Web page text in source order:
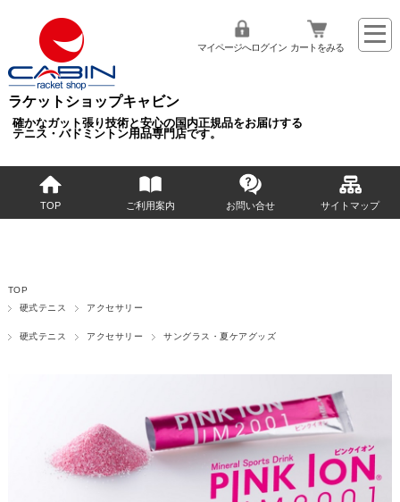
ラケットショップキャビン
確かなガット張り技術と安心の国内正規品をお届けする
テニス・バドミントン用品専門店です。
マイページへログイン カートをみる
TOP ご利用案内 お問い合せ サイトマップ
TOP
硬式テニス
アクセサリー
硬式テニス アクセサリー サングラス・夏ケアグッズ